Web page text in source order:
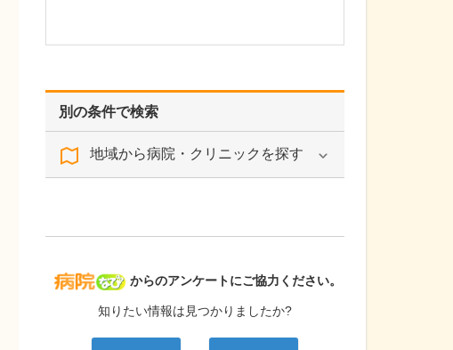
別の条件で検索
地域から病院・クリニックを探す
病院なび
からのアンケートにご協力ください。
知りたい情報は見つかりましたか?